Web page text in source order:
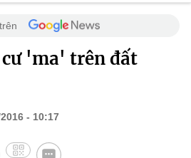
'ma' trên đất
- 10:17